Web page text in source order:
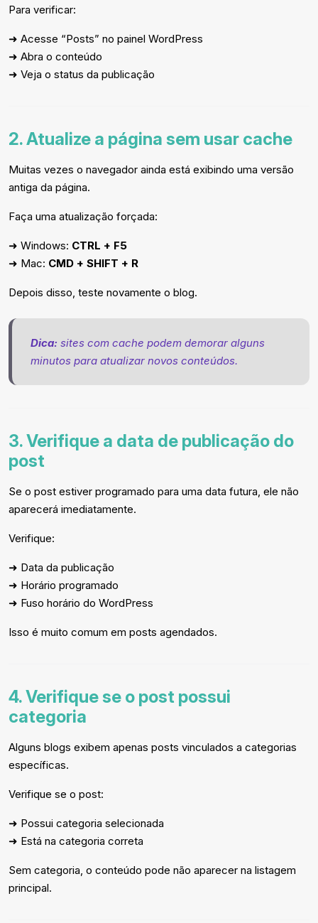
Para verificar:
➜ Acesse “Posts” no painel WordPress
➜ Abra o conteúdo
➜ Veja o status da publicação
2. Atualize a página sem usar cache
Muitas vezes o navegador ainda está exibindo uma versão
antiga da página.
Faça uma atualização forçada:
➜ Windows: CTRL + F5
➜ Mac: CMD + SHIFT + R
Depois disso, teste novamente o blog.
Dica: sites com cache podem demorar alguns
minutos para atualizar novos conteúdos.
3. Verifique a data de publicação do
post
Se o post estiver programado para uma data futura, ele não
aparecerá imediatamente.
Verifique:
➜ Data da publicação
➜ Horário programado
➜ Fuso horário do WordPress
Isso é muito comum em posts agendados.
4. Verifique se o post possui
categoria
Alguns blogs exibem apenas posts vinculados a categorias
específicas.
Verifique se o post:
➜ Possui categoria selecionada
➜ Está na categoria correta
Sem categoria, o conteúdo pode não aparecer na listagem
principal.